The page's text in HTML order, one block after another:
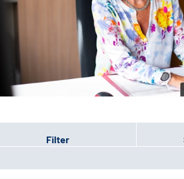
Gebärdensprache
Leichte Sprache
Filter